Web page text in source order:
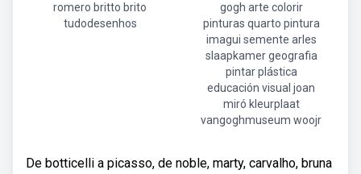
romero britto brito
tudodesenhos
gogh arte colorir
pinturas quarto pintura
imagui semente arles
slaapkamer geografia
pintar plástica
educación visual joan
miró kleurplaat
vangoghmuseum woojr
De botticelli a picasso, de noble, marty, carvalho, bruna